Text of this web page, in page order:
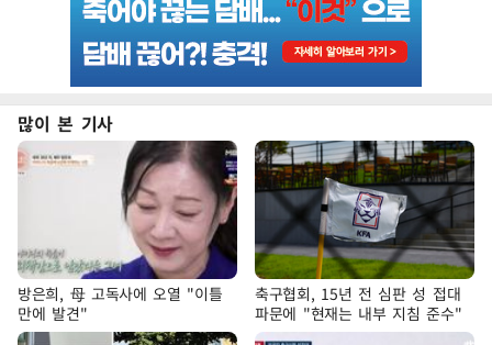
많이 본 기사
방은희, 母 고독사에 오열 "이틀
만에 발견"
축구협회, 15년 전 심판 성 접대
파문에 "현재는 내부 지침 준수"